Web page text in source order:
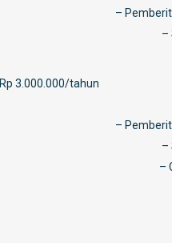
–
–
Rp 3.000.000/tahun
–
–
–